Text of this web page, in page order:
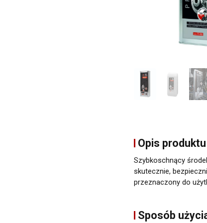
Opis produktu
Szybkoschnący
skutecznie,
przeznaczony do
Sposób